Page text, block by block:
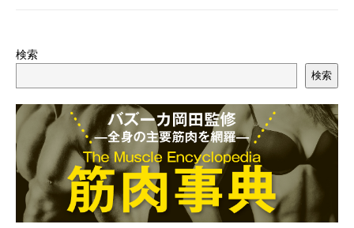
検索
検索